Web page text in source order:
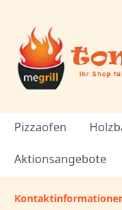
Pizzaofen
Aktionsangebote